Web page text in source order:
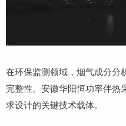
在环保监测领域，烟气成分分
完整性。安徽华阳恒功率伴热
求设计的关键技术载体。